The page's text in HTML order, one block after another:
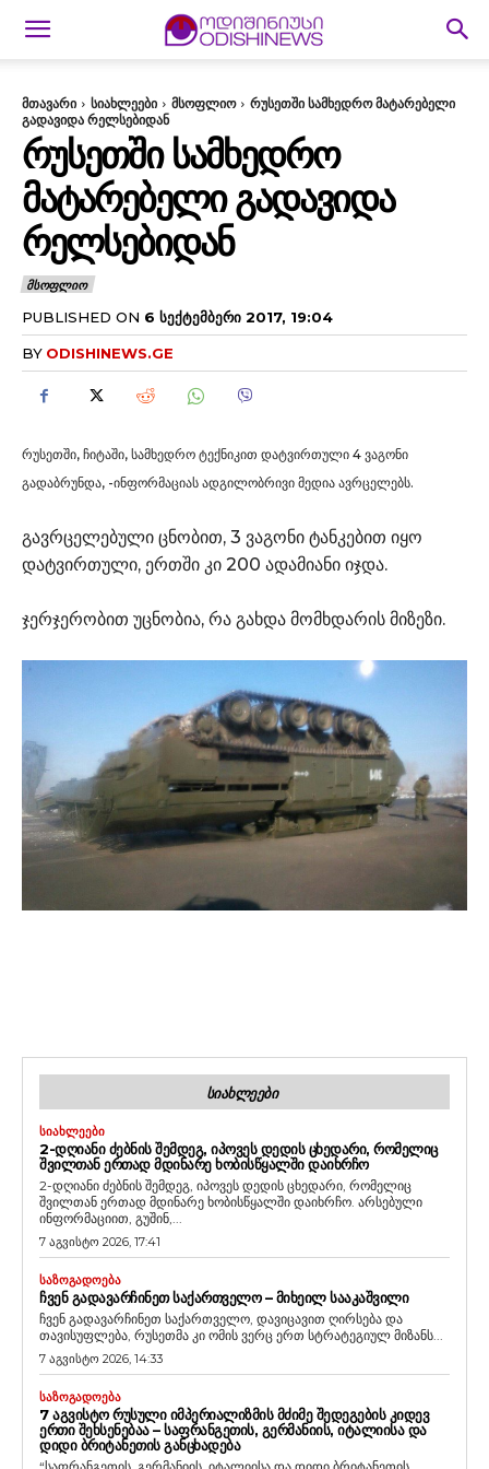
მთავარი სიახლეები მსოფლიო
რუსეთში სამხედრო მატარებელი
გადავიდა რელსებიდან
ᲠᲣᲡᲔᲗᲨᲘ ᲡᲐᲛᲮᲔᲓᲠᲝ
ᲛᲐᲢᲐᲠᲔᲑᲔᲚᲘ ᲒᲐᲓᲐᲕᲘᲓᲐ
ᲠᲔᲚᲡᲔᲑᲘᲓᲐᲜ
ᲛᲡᲝᲤᲚᲘᲝ
PUBLISHED ON 6 ᲡᲔᲥᲢᲔᲛᲑᲔᲠᲘ 2017, 19:04
BY ODISHINEWS.GE
რუსეთში, ჩიტაში, სამხედრო ტექნიკით დატვირთული 4 ვაგონი
გადაბრუნდა, -ინფორმაციას ადგილობრივი მედია ავრცელებს.
გავრცელებული ცნობით, 3 ვაგონი ტანკებით იყო
დატვირთული, ერთში კი 200 ადამიანი იჯდა.
ჯერჯერობით უცნობია, რა გახდა მომხდარის მიზეზი.
ᲡᲘᲐᲮᲚᲔᲔᲑᲘ
ᲡᲘᲐᲮᲚᲔᲔᲑᲘ
2-ᲓᲦᲘᲐᲜᲘ ᲫᲔᲑᲜᲘᲡ ᲨᲔᲛᲓᲔᲒ, ᲘᲞᲝᲕᲔᲡ ᲓᲔᲓᲘᲡ ᲪᲮᲔᲓᲐᲠᲘ, ᲠᲝᲛᲔᲚᲘᲪ
ᲨᲕᲘᲚᲗᲐᲜ ᲔᲠᲗᲐᲓ ᲛᲓᲘᲜᲐᲠᲔ ᲮᲝᲑᲘᲡᲬᲧᲐᲚᲨᲘ ᲓᲐᲘᲮᲠᲩᲝ
2-დღიანი ძებნის შემდეგ, იპოვეს დედის ცხედარი, რომელიც
შვილთან ერთად მდინარე ხობისწყალში დაიხრჩო. არსებული
ინფორმაციით, გუშინ,...
7 აგვისტო 2026, 17:41
ᲡᲐᲖᲝᲒᲐᲓᲝᲔᲑᲐ
ᲩᲕᲔᲜ ᲒᲐᲓᲐᲕᲐᲠᲩᲘᲜᲔᲗ ᲡᲐᲥᲐᲠᲗᲕᲔᲚᲝ – ᲛᲘᲮᲔᲘᲚ ᲡᲐᲐᲙᲐᲨᲕᲘᲚᲘ
ჩვენ გადავარჩინეთ საქართველო, დავიცავით ღირსება და
თავისუფლება, რუსეთმა კი ომის ვერც ერთ სტრატეგიულ მიზანს...
7 აგვისტო 2026, 14:33
ᲡᲐᲖᲝᲒᲐᲓᲝᲔᲑᲐ
7 ᲐᲒᲕᲘᲡᲢᲝ ᲠᲣᲡᲣᲚᲘ ᲘᲛᲞᲔᲠᲘᲐᲚᲘᲖᲛᲘᲡ ᲛᲫᲘᲛᲔ ᲨᲔᲓᲔᲒᲔᲑᲘᲡ ᲙᲘᲓᲔᲕ
ᲔᲠᲗᲘ ᲨᲔᲮᲡᲔᲜᲔᲑᲐᲐ – ᲡᲐᲤᲠᲐᲜᲒᲔᲗᲘᲡ, ᲒᲔᲠᲛᲐᲜᲘᲘᲡ, ᲘᲢᲐᲚᲘᲘᲡᲐ ᲓᲐ
ᲓᲘᲓᲘ ᲑᲠᲘᲢᲐᲜᲔᲗᲘᲡ ᲒᲐᲜᲪᲮᲐᲓᲔᲑᲐ